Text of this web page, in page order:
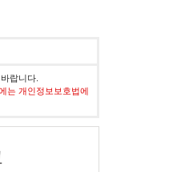
랍니다.
는 개인정보보호법에